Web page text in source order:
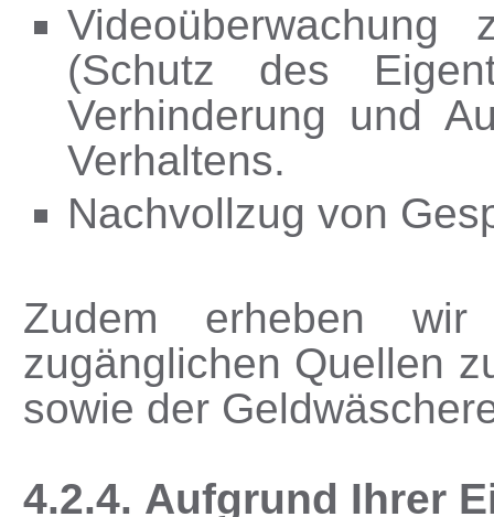
(Schutz des
Verhinderung und
Verhaltens.
Nachvollzug von
Zudem erheben wir
zugänglichen Quellen
sowie der
4.2.4. Aufgrund Ihrer